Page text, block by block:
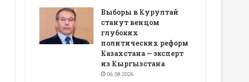
Выборы в Курултай
станут венцом
глубоких
политических реформ
Казахстана — эксперт
из Кыргызстана
06.08.2026